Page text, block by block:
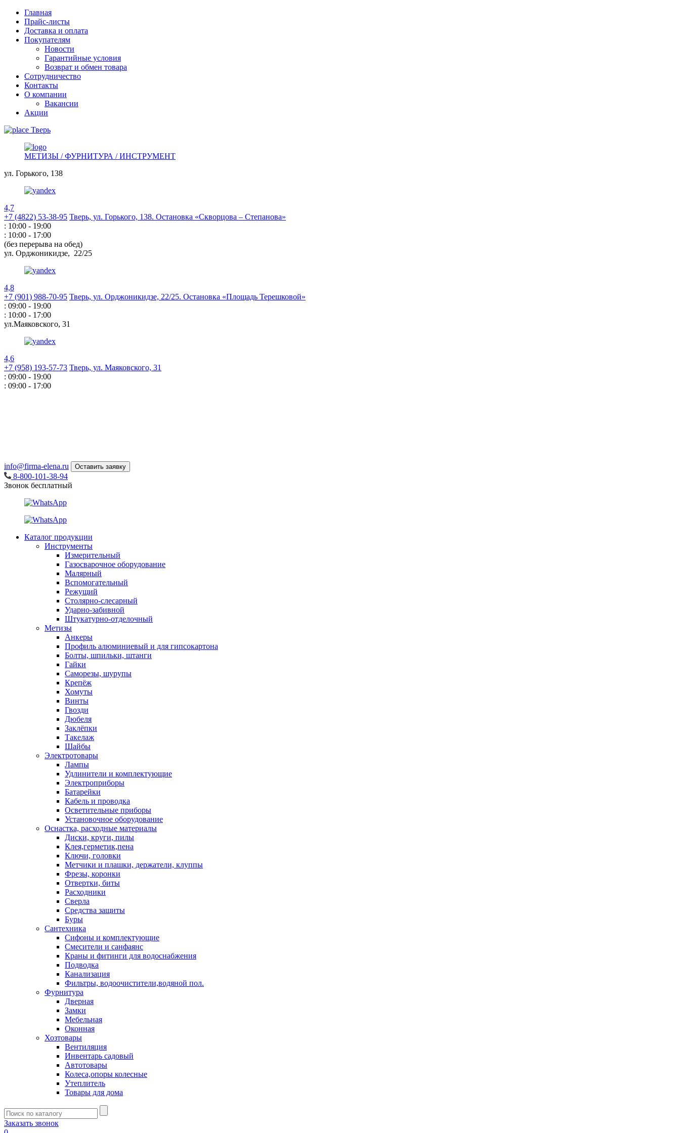
Главная
Прайс-листы
Доставка и оплата
Покупателям
Новости
Гарантийные условия
Возврат и обмен товара
Сотрудничество
Контакты
О компании
Вакансии
Акции
Тверь
МЕТИЗЫ / ФУРНИТУРА / ИНСТРУМЕНТ
ул. Горького, 138
4,7
+7 (4822) 53-38-95 Тверь, ул. Горького, 138. Остановка «Скворцова – Степанова»
: 10:00 - 19:00
: 10:00 - 17:00
(без перерыва на обед)
ул. Орджоникидзе, 22/25
4,8
+7 (901) 988-70-95 Тверь, ул. Орджоникидзе, 22/25. Остановка «Площадь Терешковой»
: 09:00 - 19:00
: 10:00 - 17:00
ул.Маяковского, 31
4,6
+7 (958) 193-57-73 Тверь, ул. Маяковского, 31
: 09:00 - 19:00
: 09:00 - 17:00
info@firma-elena.ru Оставить заявку
8-800-101-38-94
Звонок бесплатный
Каталог продукции
Инструменты
Измерительный
Газосварочное оборудование
Малярный
Вспомогательный
Режущий
Столярно-слесарный
Ударно-забивной
Штукатурно-отделочный
Метизы
Анкеры
Профиль алюминиевый и для гипсокартона
Болты, шпильки, штанги
Гайки
Саморезы, шурупы
Крепёж
Хомуты
Винты
Гвозди
Дюбеля
Заклёпки
Такелаж
Шайбы
Электротовары
Лампы
Удлинители и комплектующие
Электроприборы
Батарейки
Кабель и проводка
Осветительные приборы
Установочное оборудование
Оснастка, расходные материалы
Диски, круги, пилы
Клея,герметик,пена
Ключи, головки
Метчики и плашки, держатели, клуппы
Фрезы, коронки
Отвертки, биты
Расходники
Сверла
Средства защиты
Буры
Сантехника
Сифоны и комплектующие
Смесители и санфаянс
Краны и фитинги для водоснабжения
Подводка
Канализация
Фильтры, водоочистители,водяной пол.
Фурнитура
Дверная
Замки
Мебельная
Оконная
Хозтовары
Вентиляция
Инвентарь садовый
Автотовары
Колеса,опоры колесные
Утеплитель
Товары для дома
Заказать звонок